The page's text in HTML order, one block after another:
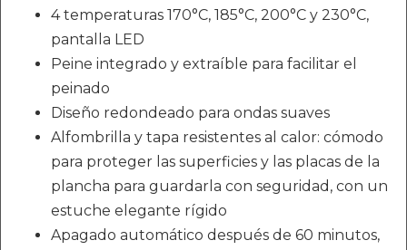
4 temperaturas 170°C, 185°C, 200°C y 230°C,
pantalla LED
Peine integrado y extraíble para facilitar el
peinado
Diseño redondeado para ondas suaves
Alfombrilla y tapa resistentes al calor: cómodo
para proteger las superficies y las placas de la
plancha para guardarla con seguridad, con un
estuche elegante rígido
Apagado automático después de 60 minutos,